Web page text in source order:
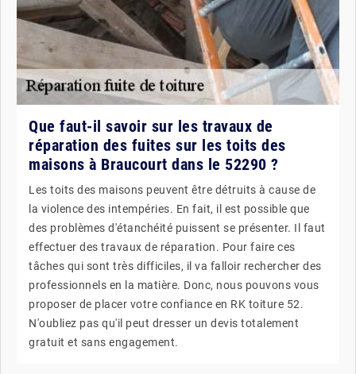
Que faut-il savoir sur les travaux de
réparation des fuites sur les toits des
maisons à Braucourt dans le 52290 ?
Les toits des maisons peuvent être détruits à cause de
la violence des intempéries. En fait, il est possible que
des problèmes d'étanchéité puissent se présenter. Il faut
effectuer des travaux de réparation. Pour faire ces
tâches qui sont très difficiles, il va falloir rechercher des
professionnels en la matière. Donc, nous pouvons vous
proposer de placer votre confiance en RK toiture 52.
N'oubliez pas qu'il peut dresser un devis totalement
gratuit et sans engagement.